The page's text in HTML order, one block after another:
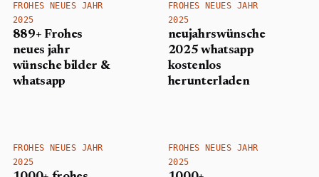
FROHES NEUES JAHR
2025
889+ Frohes
neues jahr
wünsche​ bilder &
whatsapp
FROHES NEUES JAHR
2025
neujahrswünsche
2025 whatsapp
kostenlos
herunterladen
FROHES NEUES JAHR
2025
FROHES NEUES JAHR
2025